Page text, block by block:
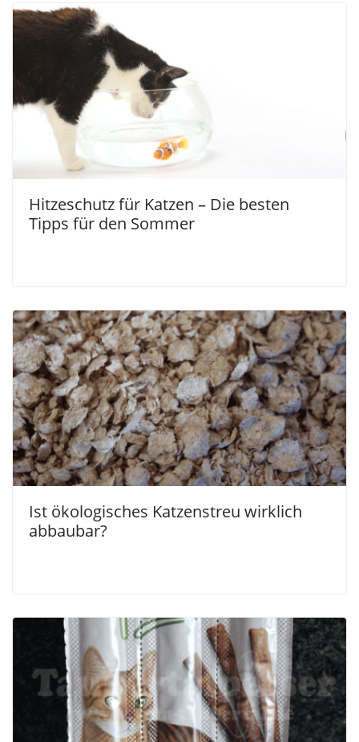
Hitzeschutz für Katzen – Die besten
Tipps für den Sommer
Ist ökologisches Katzenstreu wirklich
abbaubar?